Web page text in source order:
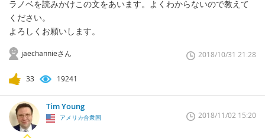
ラノベを読みかけこの文をあいます。よくわからないので教えて
ください。
よろしくお願いします。
jaechannieさん 2018/10/31 21:28
33 19241
Tim Young
アメリカ合衆国 2018/11/02 15:20